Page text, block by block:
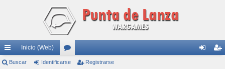
nl
Inicio (Web)
or
Buscar Identificarse Registrarse